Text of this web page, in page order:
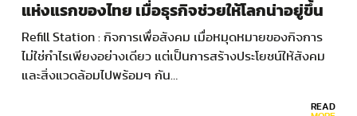
แห่งแรกของไทย เมื่อธุรกิจช่วยให้โลกน่าอยู่ขึ้น
Refill Station : กิจการเพื่อสังคม เมื่อหมุดหมายของกิจการ
ไม่ใช่กำไรเพียงอย่างเดียว แต่เป็นการสร้างประโยชน์ให้สังคม
และสิ่งแวดล้อมไปพร้อมๆ กัน…
READ